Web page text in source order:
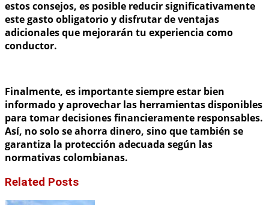
estos consejos, es posible reducir significativamente
este gasto obligatorio y disfrutar de ventajas
adicionales que mejorarán tu experiencia como
conductor.
Finalmente, es importante siempre estar bien
informado y aprovechar las herramientas disponibles
para tomar decisiones financieramente responsables.
Así, no solo se ahorra dinero, sino que también se
garantiza la protección adecuada según las
normativas colombianas.
Related Posts